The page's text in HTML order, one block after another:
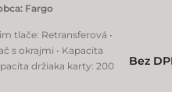
Fargo
tlače: Retransferová •
s okrajmi • Kapacita
držiaka karty: 200
Bez